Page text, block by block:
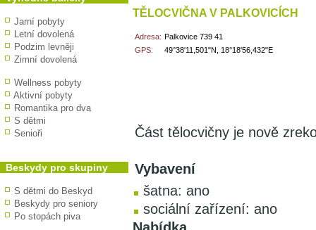
Jarní pobyty
Letní dovolená
Podzim levněji
Zimní dovolená
Wellness pobyty
Aktivní pobyty
Romantika pro dva
S dětmi
Senioři
Beskydy pro skupiny
S dětmi do Beskyd
Beskydy pro seniory
Po stopách piva
TĚLOCVIČNA V PALKOVICÍCH
Adresa: Palkovice 739 41
GPS:
49°38'11,501"N, 18°18'56,432"E
Část tělocvičny je nově
Vybavení
šatna: ano
sociální zařízení: ano